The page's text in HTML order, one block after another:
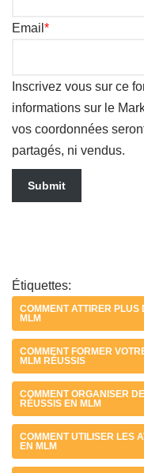
Email *
Inscrivez vous sur ce
informations sur le
vos coordonnées
partagés, ni vendus.
Submit
Étiquettes:
COMMENT ATTIRER PLUS
MLM
COMMENT FORMER
MLM RÉUSSIS
COMMENT ORGANISER
RÉUSSIS EN MLM
COMMENT UTILISER LES
EN MLM